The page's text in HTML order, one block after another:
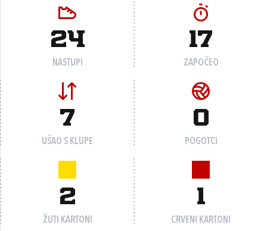
24
NASTUPI
17
ZAPOČEO
7
UŠAO S KLUPE
0
POGOTCI
2
ŽUTI KARTONI
1
CRVENI KARTONI